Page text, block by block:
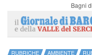
Bagni
RUBRICHE AMBIENTE